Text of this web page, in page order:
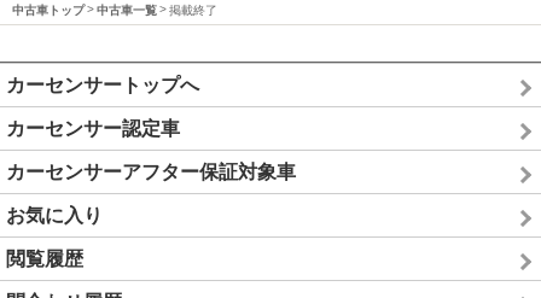
中古車トップ 中古車一覧 掲載終了
カーセンサートップへ
カーセンサー認定車
カーセンサーアフター保証対象車
お気に入り
閲覧履歴